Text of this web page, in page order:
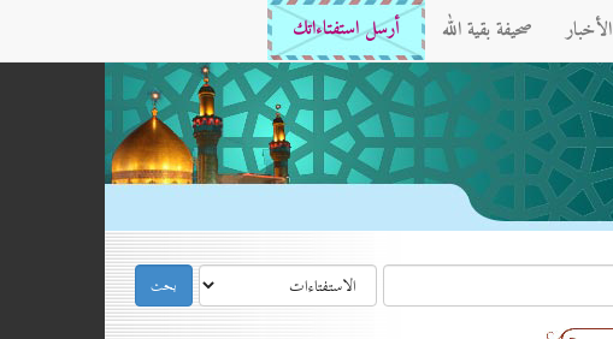
الأخبار صحيفة بقية الله أرسل استفتاءاتك